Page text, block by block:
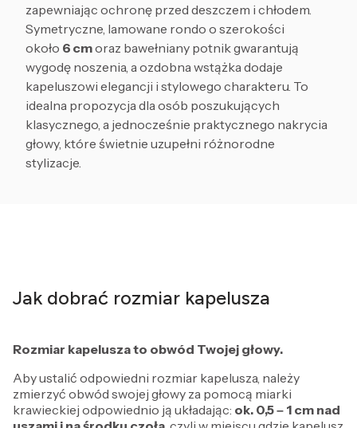
zapewniając ochronę przed deszczem i chłodem.
Symetryczne, lamowane rondo o szerokości
około 6 cmoraz bawełniany potnik gwarantują
wygodę noszenia, a ozdobna wstążka dodaje
kapeluszowi elegancji i stylowego charakteru. To
idealna propozycja dla osób poszukujących
klasycznego, a jednocześnie praktycznego nakrycia
głowy, które świetnie uzupełni różnorodne
stylizacje.
Jak dobrać rozmiar kapelusza
Rozmiar kapelusza to obwód Twojej głowy.
Aby ustalić odpowiedni rozmiar kapelusza, należy
zmierzyć obwód swojej głowy za pomocą miarki
krawieckiej odpowiednio ją układając: ok. 0,5 – 1 cm nad